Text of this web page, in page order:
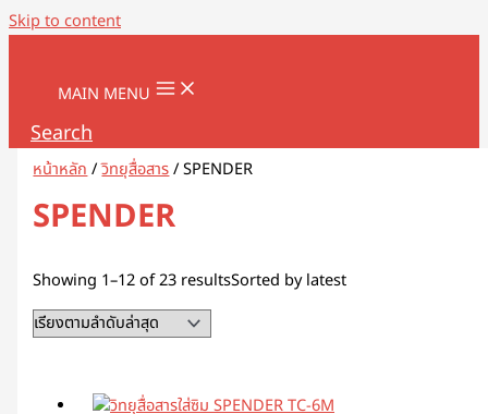
Skip to content
MAIN MENU
Search
หน้าหลัก/วิทยุสื่อสาร/ SPENDER
SPENDER
Showing 1–12 of 23 resultsSorted by latest